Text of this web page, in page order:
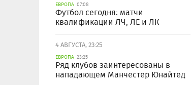
ЕВРОПА 07:08
Футбол сегодня: матчи
квалификации ЛЧ, ЛЕ и ЛК
4 АВГУСТА, 23:25
ЕВРОПА 23:25
Ряд клубов заинтересованы в
нападающем Манчестер Юнайтед